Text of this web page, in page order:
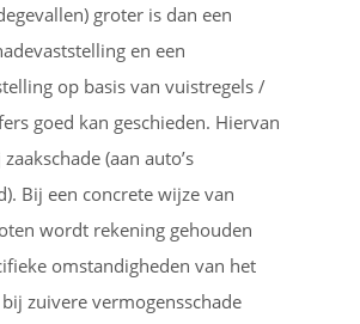
groter is dan een
en een
op basis van vuistregels /
goed kan geschieden. Hiervan
(aan auto’s
Bij een concrete wijze van
wordt rekening gehouden
omstandigheden van het
zuivere vermogensschade